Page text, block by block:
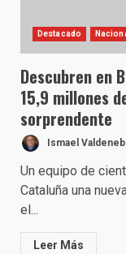
Destacado
Descubren en
15,9 millones
sorprendente
Ismael
Un equipo de
Cataluña una
el...
Leer Más